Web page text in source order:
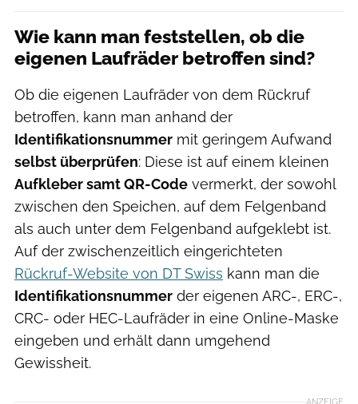
Wie kann man feststellen, ob die
eigenen Laufräder betroffen sind?
Ob die eigenen Laufräder von dem Rückruf
betroffen, kann man anhand der
Identifikationsnummer mit geringem Aufwand
selbst überprüfen: Diese ist auf einem kleinen
Aufkleber samt QR-Code vermerkt, der sowohl
zwischen den Speichen, auf dem Felgenband
als auch unter dem Felgenband aufgeklebt ist.
Auf der zwischenzeitlich eingerichteten
Rückruf-Website von DT Swiss kann man die
Identifikationsnummer der eigenen ARC-, ERC-,
CRC- oder HEC-Laufräder in eine Online-Maske
eingeben und erhält dann umgehend
Gewissheit.